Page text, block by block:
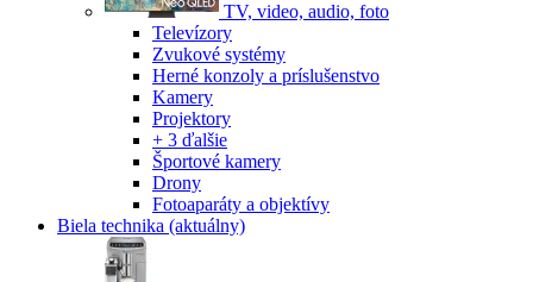
TV, video, audio, foto
Televízory
Zvukové systémy
Herné konzoly a príslušenstvo
Kamery
Projektory
+ 3 ďalšie
Športové kamery
Drony
Fotoaparáty a objektívy
Biela technika (aktuálny)